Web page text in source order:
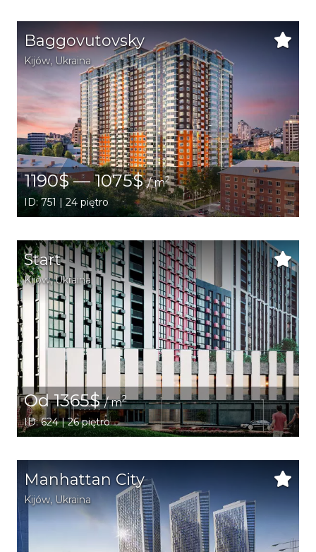
Baggovutovsky
Kijów, Ukraina
1190$ — 1075$/ m2
ID: 751 | 24 piętro
Start
Kijów,Ukraina
Od 1365$/ m2
ID: 624 | 26 piętro
Manhattan City
Kijów, Ukraina